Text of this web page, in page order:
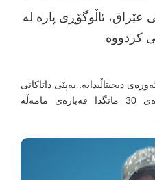
عێراق، ئاڵوگۆڕی پارە لە
دیجیتاڵیدایە. بەپێی داتاکانی
بانکی ناوەندیی عێراق، لە ماوەی 30 مانگدا قەبارەی مامەڵە